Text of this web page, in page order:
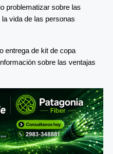
problematizar sobre las
vida de las personas
entrega de kit de copa
sobre las ventajas